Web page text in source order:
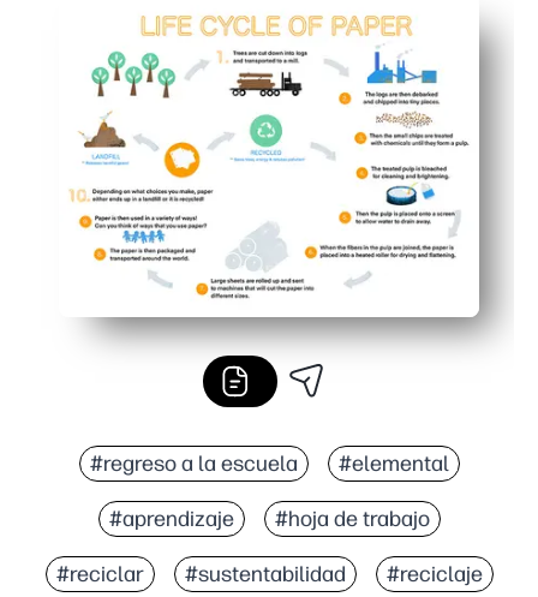
#regreso a la escuela #elemental
#aprendizaje #hoja de trabajo
#reciclar #sustentabilidad #reciclaje